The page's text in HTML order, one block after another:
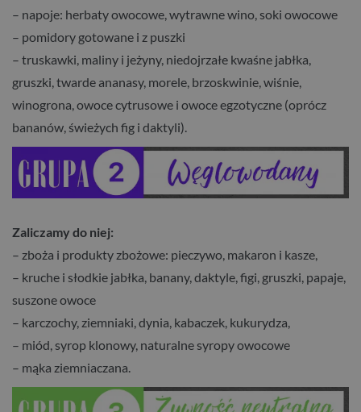
– napoje: herbaty owocowe, wytrawne wino, soki owocowe
– pomidory gotowane i z puszki
– truskawki, maliny i jeżyny, niedojrzałe kwaśne jabłka,
gruszki, twarde ananasy, morele, brzoskwinie, wiśnie,
winogrona, owoce cytrusowe i owoce egzotyczne (oprócz
bananów, świeżych fig i daktyli).
Zaliczamy do niej:
– zboża i produkty zbożowe: pieczywo, makaron i kasze,
– kruche i słodkie jabłka, banany, daktyle, figi, gruszki, papaje,
suszone owoce
– karczochy, ziemniaki, dynia, kabaczek, kukurydza,
– miód, syrop klonowy, naturalne syropy owocowe
– mąka ziemniaczana.